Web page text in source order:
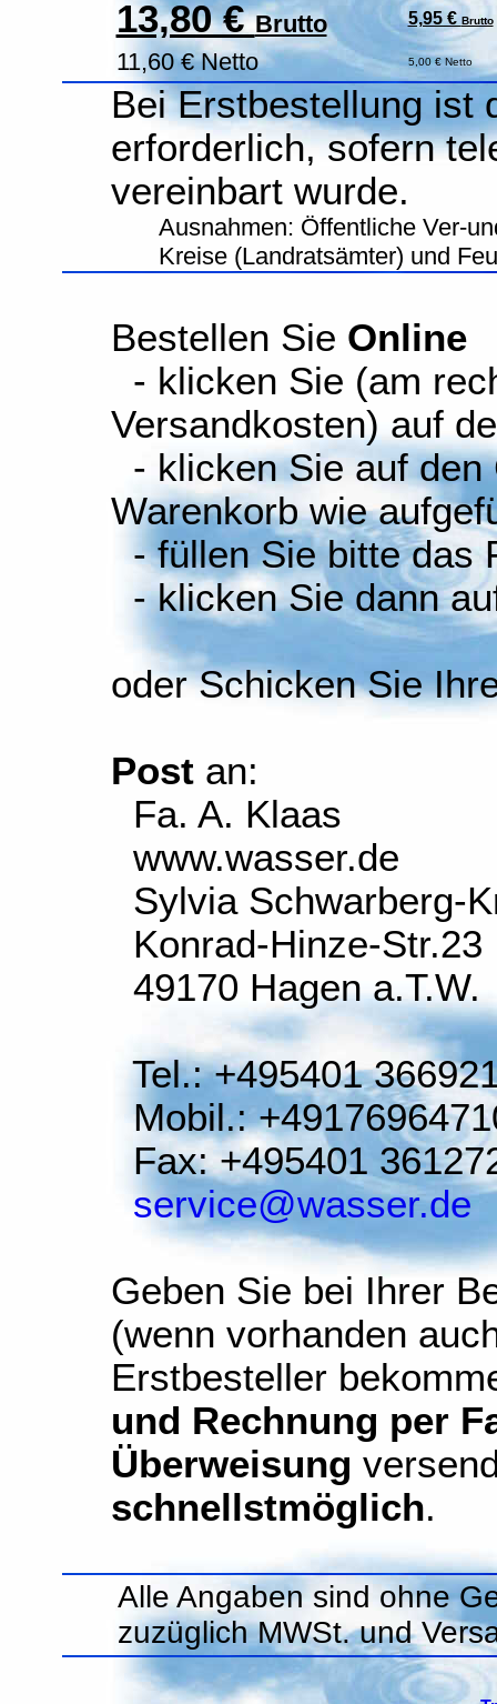
13,80 €Brutto 5,95 € Brutto
11,60 € Netto 5,00 € Netto
Bei Erstbestellung ist
erforderlich, sofern
vereinbart wurde.
Ausnahmen: Öffentliche Ver-
Kreise (Landratsämter) und
Bestellen Sie Online
- klicken Sie (am
Versandkosten) auf
- klicken Sie auf
Warenkorb wie
- füllen Sie bitte das
- klicken Sie dann
oder Schicken Sie
Postan:
Fa. A. Klaas
www.wasser.de
Sylvia Schwarberg-
Konrad-Hinze-Str.23
49170 Hagen a.T.W.
Tel.: +495401
Mobil.:
Fax: +495401
service@wasser.de
Geben Sie bei Ihrer
(wenn vorhanden
Erstbesteller
und Rechnung per
Überweisung
schnellstmöglich.
Alle Angaben sind ohne
zuzüglich MWSt. und